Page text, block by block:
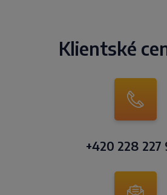
Klientské
+420 228 227